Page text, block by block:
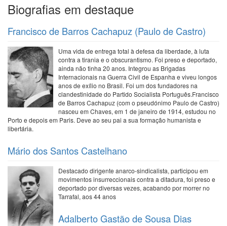
Biografias em destaque
Francisco de Barros Cachapuz (Paulo de Castro)
Uma vida de entrega total à defesa da liberdade, à luta
contra a tirania e o obscurantismo. Foi preso e deportado,
ainda não tinha 20 anos. Integrou as Brigadas
Internacionais na Guerra Civil de Espanha e viveu longos
anos de exílio no Brasil. Foi um dos fundadores na
clandestinidade do Partido Socialista Português.Francisco
de Barros Cachapuz (com o pseudónimo Paulo de Castro)
nasceu em Chaves, em 1 de janeiro de 1914, estudou no
Porto e depois em Paris. Deve ao seu pai a sua formação humanista e
libertária.
Mário dos Santos Castelhano
Destacado dirigente anarco-sindicalista, participou em
movimentos insurreccionais contra a ditadura, foi preso e
deportado por diversas vezes, acabando por morrer no
Tarrafal, aos 44 anos
Adalberto Gastão de Sousa Dias